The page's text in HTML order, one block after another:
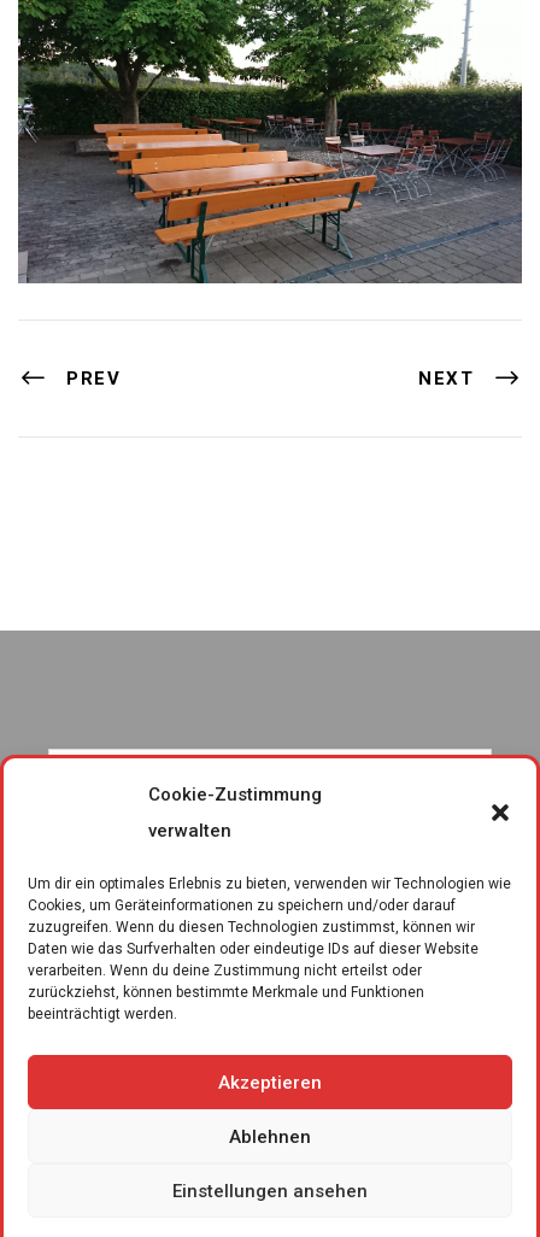
Cookie-Zustimmung
verwalten
Um dir ein optimales Erlebnis zu bieten, verwenden wir Technologien wie
Cookies, um Geräteinformationen zu speichern und/oder darauf
zuzugreifen. Wenn du diesen Technologien zustimmst, können wir
Daten wie das Surfverhalten oder eindeutige IDs auf dieser Website
verarbeiten. Wenn du deine Zustimmung nicht erteilst oder
zurückziehst, können bestimmte Merkmale und Funktionen
beeinträchtigt werden.
Akzeptieren
Ablehnen
Einstellungen ansehen
PREV NEXT
Cookie-Richtlinie